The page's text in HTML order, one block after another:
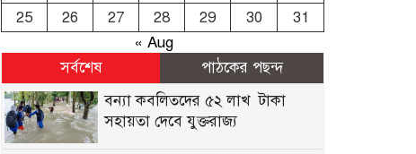
25
26 27 28 29 30
31
« Aug
সর্বশেষ
পাঠকের পছন্দ
বন্যা কব‌লিতদের ৫২ লাখ টাকা
সহায়তা দেবে যুক্তরাজ্য